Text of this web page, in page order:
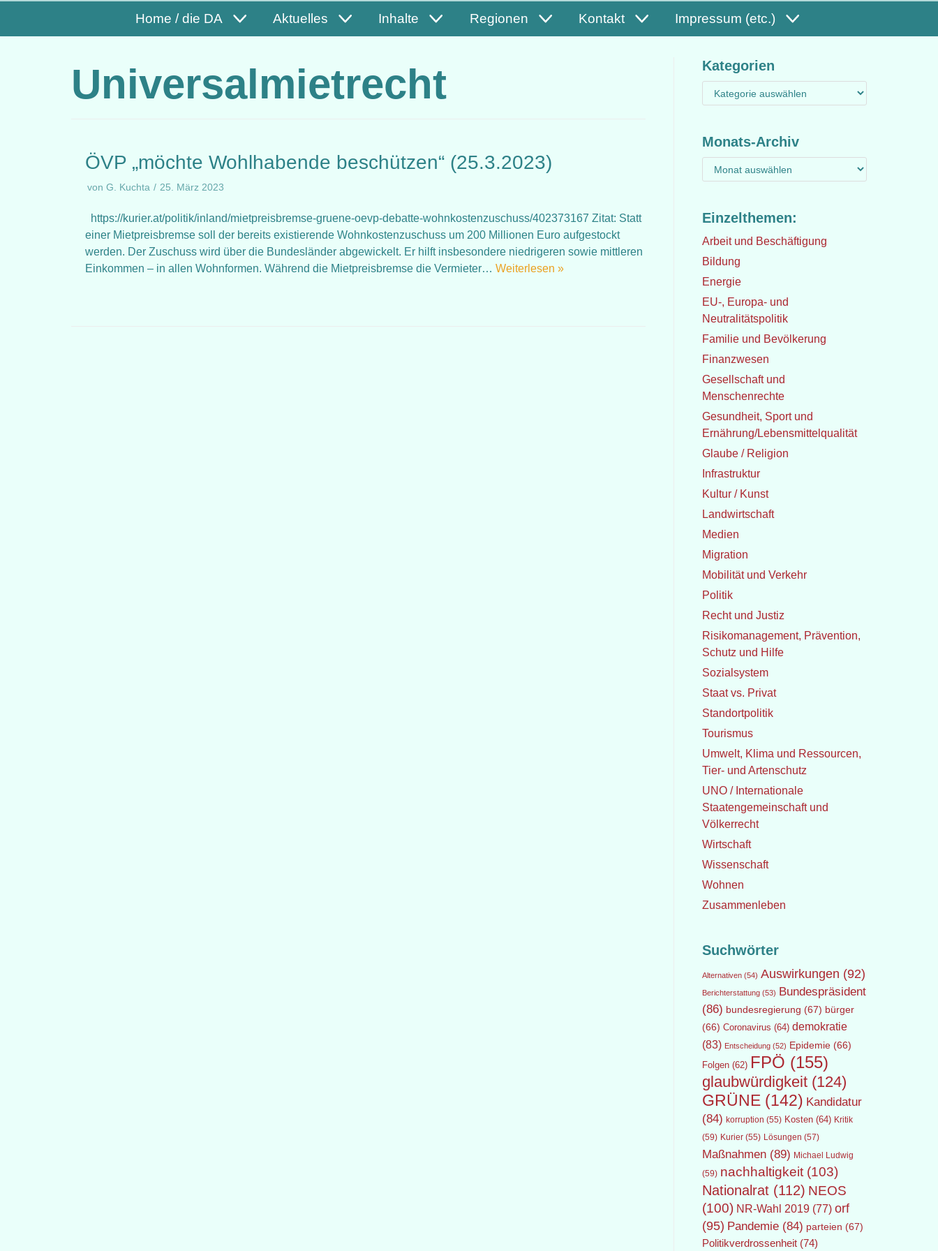
Home / die DA Aktuelles Inhalte Regionen Kontakt Impressum (etc.)
Universalmietrecht
ÖVP „möchte Wohlhabende beschützen“ (25.3.2023)
von G. Kuchta 25. März 2023
https://kurier.at/politik/inland/mietpreisbremse-gruene-oevp-debatte-wohnkostenzuschuss/402373167 Zitat: Statt
einer Mietpreisbremse soll der bereits existierende Wohnkostenzuschuss um 200 Millionen Euro aufgestockt
werden. Der Zuschuss wird über die Bundesländer abgewickelt. Er hilft insbesondere niedrigeren sowie mittleren
Einkommen – in allen Wohnformen. Während die Mietpreisbremse die Vermieter… Weiterlesen »
Kategorien
Monats-Archiv
Einzelthemen:
Arbeit und Beschäftigung
Bildung
Energie
EU-, Europa- und
Neutralitätspolitik
Familie und Bevölkerung
Finanzwesen
Gesellschaft und
Menschenrechte
Gesundheit, Sport und
Ernährung/Lebensmittelqualität
Glaube / Religion
Infrastruktur
Kultur / Kunst
Landwirtschaft
Medien
Migration
Mobilität und Verkehr
Politik
Recht und Justiz
Risikomanagement, Prävention,
Schutz und Hilfe
Sozialsystem
Staat vs. Privat
Standortpolitik
Tourismus
Umwelt, Klima und Ressourcen,
Tier- und Artenschutz
UNO / Internationale
Staatengemeinschaft und
Völkerrecht
Wirtschaft
Wissenschaft
Wohnen
Zusammenleben
Suchwörter
Alternativen(54) Auswirkungen (92)
Berichterstattung(53) Bundespräsident
(86) bundesregierung (67) bürger
(66) Coronavirus (64) demokratie
(83) Entscheidung(52) Epidemie(66)
Folgen(62) FPÖ (155)
glaubwürdigkeit(124)
GRÜNE(142) Kandidatur
(84) korruption (55) Kosten(64) Kritik
(59) Kurier(55) Lösungen (57)
Maßnahmen(89) Michael Ludwig
(59) nachhaltigkeit(103)
Nationalrat(112) NEOS
(100) NR-Wahl 2019(77) orf
(95) Pandemie(84) parteien (67)
Politikverdrossenheit(74)